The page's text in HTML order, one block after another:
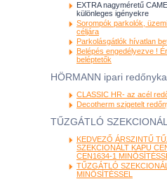
EXTRA nagyméretű
különleges igényekre
Sorompók parkolók,
céljára
Parkolásgátlók hívatlan
Belépés engedélyezve !
beléptetők
HÖRMANN ipari
CLASSIC HR- az acél
Decotherm szigetelt
TŰZGÁTLÓ
KEDVEZŐ ÁRSZINTŰ
SZEKCIONÁLT KAPU
CEN1634-1
TŰZGÁTLÓ
MINŐSÍTÉSSEL